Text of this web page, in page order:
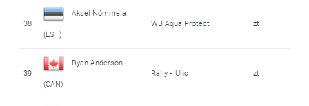
38
Aksel Nõmmela
(EST)
WB Aqua Protect zt
39
Ryan Anderson
(CAN)
Rally - Uhc zt